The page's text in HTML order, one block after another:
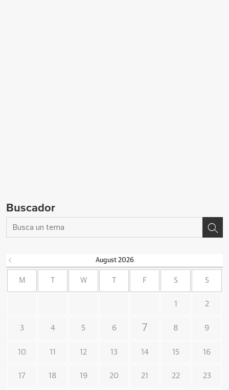
Buscador
August 2026
M W F S S
1 2
3 4 5 6 7 8 9
10 11 12 13 14 15 16
17 18 19 20 21 22 23